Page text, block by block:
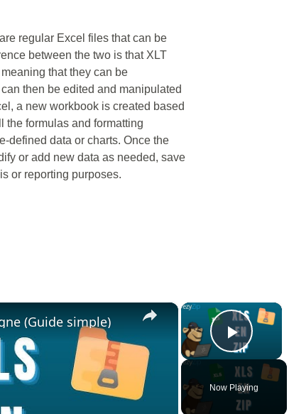
regular Excel files that can be
between the two is that XLT
that they can be
then be edited and manipulated
a new workbook is created based
the formulas and formatting
defined data or charts. Once the
or add new data as needed, save
or reporting purposes.
×
Play
Now Playing
×
(Guide simple)